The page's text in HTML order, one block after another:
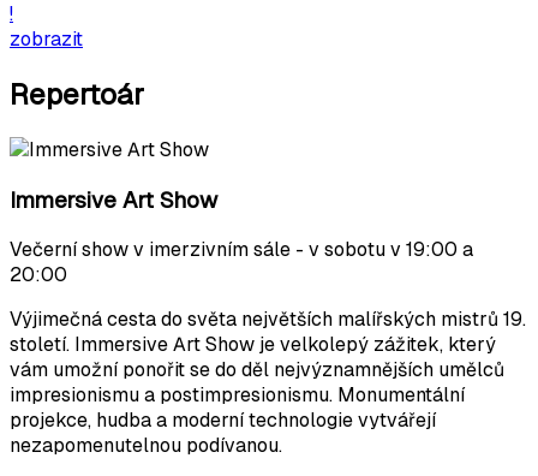
!
zobrazit
Repertoár
Immersive Art Show
Večerní show v imerzivním sále - v sobotu v 19:00 a
20:00
Výjimečná cesta do světa největších malířských mistrů 19.
století. Immersive Art Show je velkolepý zážitek, který
vám umožní ponořit se do děl nejvýznamnějších umělců
impresionismu a postimpresionismu. Monumentální
projekce, hudba a moderní technologie vytvářejí
nezapomenutelnou podívanou.